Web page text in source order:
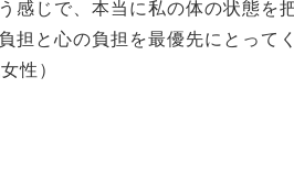
感じで、本当に私の体の状態を
担と心の負担を最優先にとって
性）